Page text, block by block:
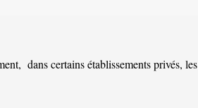
dans certains établissements privés, les